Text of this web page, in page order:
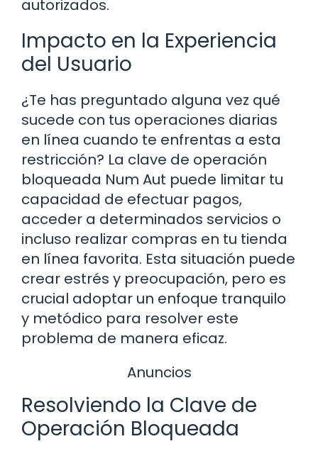
autorizados.
Impacto en la Experiencia
del Usuario
¿Te has preguntado alguna vez qué
sucede con tus operaciones diarias
en línea cuando te enfrentas a esta
restricción? La clave de operación
bloqueada Num Aut puede limitar tu
capacidad de efectuar pagos,
acceder a determinados servicios o
incluso realizar compras en tu tienda
en línea favorita. Esta situación puede
crear estrés y preocupación, pero es
crucial adoptar un enfoque tranquilo
y metódico para resolver este
problema de manera eficaz.
Anuncios
Resolviendo la Clave de
Operación Bloqueada